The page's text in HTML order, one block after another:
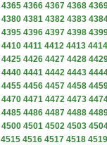
4365 4366 4367 4368
4380 4381 4382 4383
4395 4396 4397 4398
4410 4411 4412 4413 4414
4425 4426 4427 4428
4440 4441 4442 4443
4455 4456 4457 4458
4470 4471 4472 4473
4485 4486 4487 4488
4500 4501 4502 4503
4515 4516 4517 4518 4519